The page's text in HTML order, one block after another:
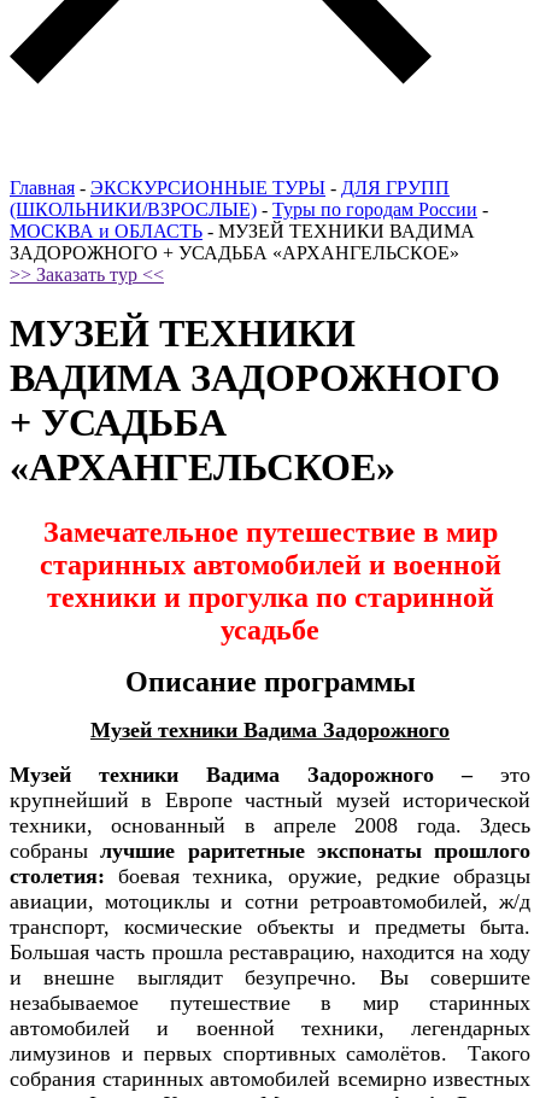
Главная - ЭКСКУРСИОННЫЕ ТУРЫ - ДЛЯ ГРУПП
(ШКОЛЬНИКИ/ВЗРОСЛЫЕ) - Туры по городам России -
МОСКВА и ОБЛАСТЬ - МУЗЕЙ ТЕХНИКИ ВАДИМА
ЗАДОРОЖНОГО + УСАДЬБА «АРХАНГЕЛЬСКОЕ»
>> Заказать тур <<
МУЗЕЙ ТЕХНИКИ
ВАДИМА ЗАДОРОЖНОГО
+ УСАДЬБА
«АРХАНГЕЛЬСКОЕ»
Замечательное путешествие в мир
старинных автомобилей и военной
техники и прогулка по старинной
усадьбе
Описание программы
Музей техники Вадима Задорожного
Музей техники Вадима Задорожного –это
крупнейший в Европе частный музей исторической
техники, основанный в апреле 2008 года. Здесь
собранылучшие раритетные экспонаты прошлого
столетия: боевая техника, оружие, редкие образцы
авиации, мотоциклы и сотни ретроавтомобилей, ж/д
транспорт, космические объекты и предметы быта.
Большая часть прошла реставрацию, находится на ходу
и внешне выглядит безупречно. Вы совершите
незабываемое путешествие в мир старинных
автомобилей и военной техники, легендарных
лимузинов и первых спортивных самолётов. Такого
собрания старинных автомобилей всемирно известных